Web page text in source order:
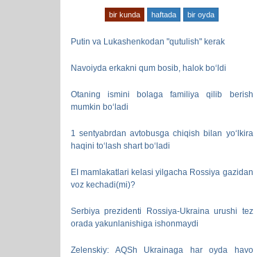
bir kunda haftada bir oyda
Putin va Lukashenkodan "qutulish" kerak
Navoiyda erkakni qum bosib, halok bo‘ldi
Otaning ismini bolaga familiya qilib berish
mumkin bo‘ladi
1 sentyabrdan avtobusga chiqish bilan yo‘lkira
haqini to‘lash shart bo‘ladi
EI mamlakatlari kelasi yilgacha Rossiya gazidan
voz kechadi(mi)?
Serbiya prezidenti Rossiya-Ukraina urushi tez
orada yakunlanishiga ishonmaydi
Zelenskiy: AQSh Ukrainaga har oyda havo